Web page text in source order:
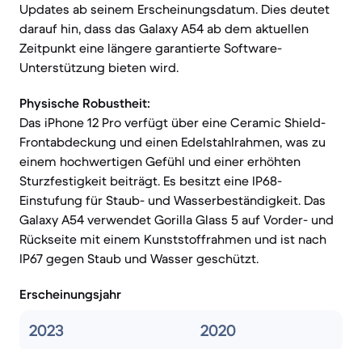
Updates ab seinem Erscheinungsdatum. Dies deutet
darauf hin, dass das Galaxy A54 ab dem aktuellen
Zeitpunkt eine längere garantierte Software-
Unterstützung bieten wird.
Physische Robustheit:
Das iPhone 12 Pro verfügt über eine Ceramic Shield-
Frontabdeckung und einen Edelstahlrahmen, was zu
einem hochwertigen Gefühl und einer erhöhten
Sturzfestigkeit beiträgt. Es besitzt eine IP68-
Einstufung für Staub- und Wasserbeständigkeit. Das
Galaxy A54 verwendet Gorilla Glass 5 auf Vorder- und
Rückseite mit einem Kunststoffrahmen und ist nach
IP67 gegen Staub und Wasser geschützt.
Erscheinungsjahr
2023 2020